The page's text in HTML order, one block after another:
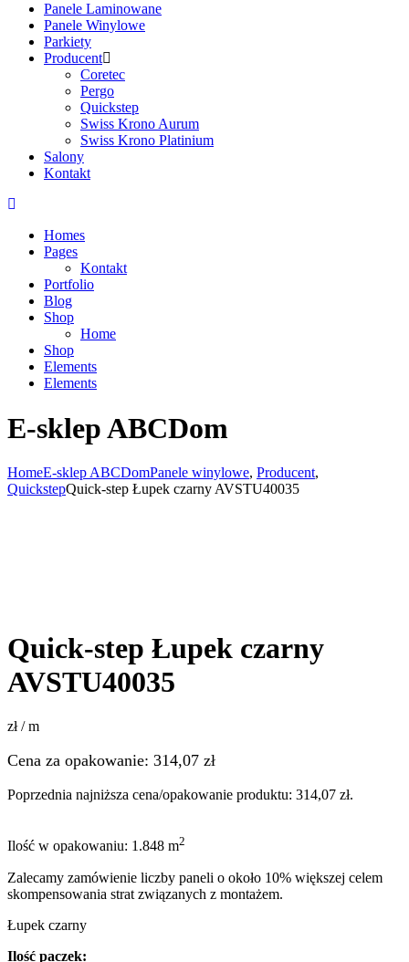
Panele Laminowane
Panele Winylowe
Parkiety
Producent
Coretec
Pergo
Quickstep
Swiss Krono Aurum
Swiss Krono Platinium
Salony
Kontakt
Homes
Pages
Kontakt
Portfolio
Blog
Shop
Home
Shop
Elements
Elements
E-sklep ABCDom
HomeE-sklep ABCDomPanele winylowe, Producent,
QuickstepQuick-step Łupek czarny AVSTU40035
Quick-step Łupek czarny
AVSTU40035
zł / m
Cena za opakowanie: 314,07 zł
Poprzednia najniższa cena/opakowanie produktu: 314,07 zł.
Ilość w opakowaniu: 1.848 m2
Zalecamy zamówienie liczby paneli o około 10% większej celem
skompensowania strat związanych z montażem.
Łupek czarny
Ilość paczek: